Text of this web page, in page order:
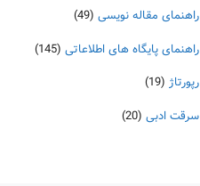
راهنمای مقاله نویسی (49)
راهنمای پایگاه های اطلاعاتی (145)
رپورتاژ (19)
سرقت ادبی (20)